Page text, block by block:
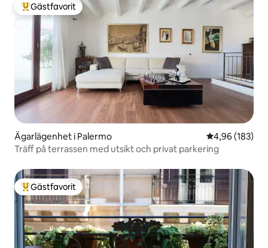
Populär gästfavorit
Gästfavorit
Ägarlägenhet i Palermo 4,96 av 5 i
4,96 (183)
Träff på terrassen med utsikt och privat parkering
Populär gästfavorit
Gästfavorit